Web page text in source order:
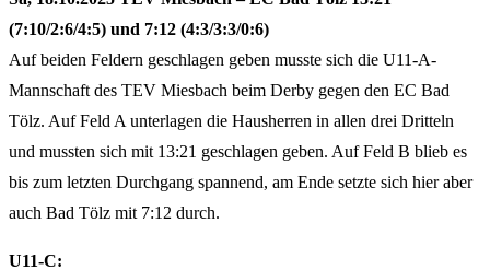
(7:10/2:6/4:5) und 7:12 (4:3/3:3/0:6)
Auf beiden Feldern geschlagen geben musste sich die U11-A-
Mannschaft des TEV Miesbach beim Derby gegen den EC Bad
Tölz. Auf Feld A unterlagen die Hausherren in allen drei Dritteln
und mussten sich mit 13:21 geschlagen geben. Auf Feld B blieb es
bis zum letzten Durchgang spannend, am Ende setzte sich hier aber
auch Bad Tölz mit 7:12 durch.
U11-C: